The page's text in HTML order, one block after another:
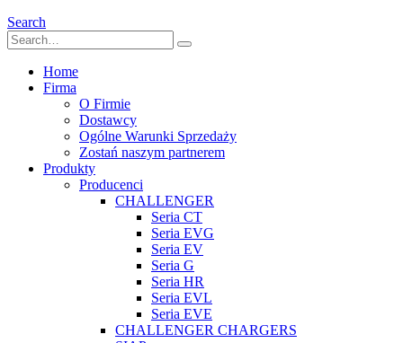
Search
Home
Firma
O Firmie
Dostawcy
Ogólne Warunki Sprzedaży
Zostań naszym partnerem
Produkty
Producenci
CHALLENGER
Seria CT
Seria EVG
Seria EV
Seria G
Seria HR
Seria EVL
Seria EVE
CHALLENGER CHARGERS